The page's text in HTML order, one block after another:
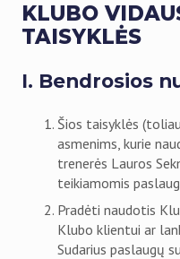
KLUBO
TAISYKLĖS
I. Bendrosios
Šios taisyklės
asmenims, kurie
trenerės Lauros
teikiamomis
Pradėti naudotis
Klubo klientui ar
Sudarius paslaugų